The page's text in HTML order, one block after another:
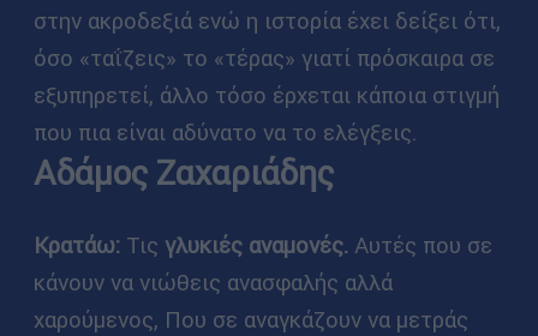
στην ακροδεξιά ενώ η ιστορία έχει δείξει ότι,
όσο «ταΐζεις» το «τέρας» γιατί πρόσκαιρα σε
εξυπηρετεί, άλλο τόσο έρχεται κάποια στιγμή
που πια είναι αδύνατο να το ελέγξεις.
Αδάμος Ζαχαριάδης
Κρατάω:Τις γλυκιές αναμονές.Αυτές που σε
κάνουν να νιώθεις ανασφαλής αλλά
χαρούμενος, Που σε αναγκάζουν να μετράς